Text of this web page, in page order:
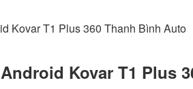
Kovar T1 Plus 360 Thanh Bình Auto
Kovar T1 Plus